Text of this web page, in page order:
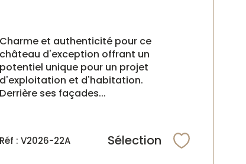
Charme et authenticité pour ce
château d'exception offrant un
potentiel unique pour un projet
d'exploitation et d'habitation.
Derrière ses façades...
Réf : V2026-22A Sélection